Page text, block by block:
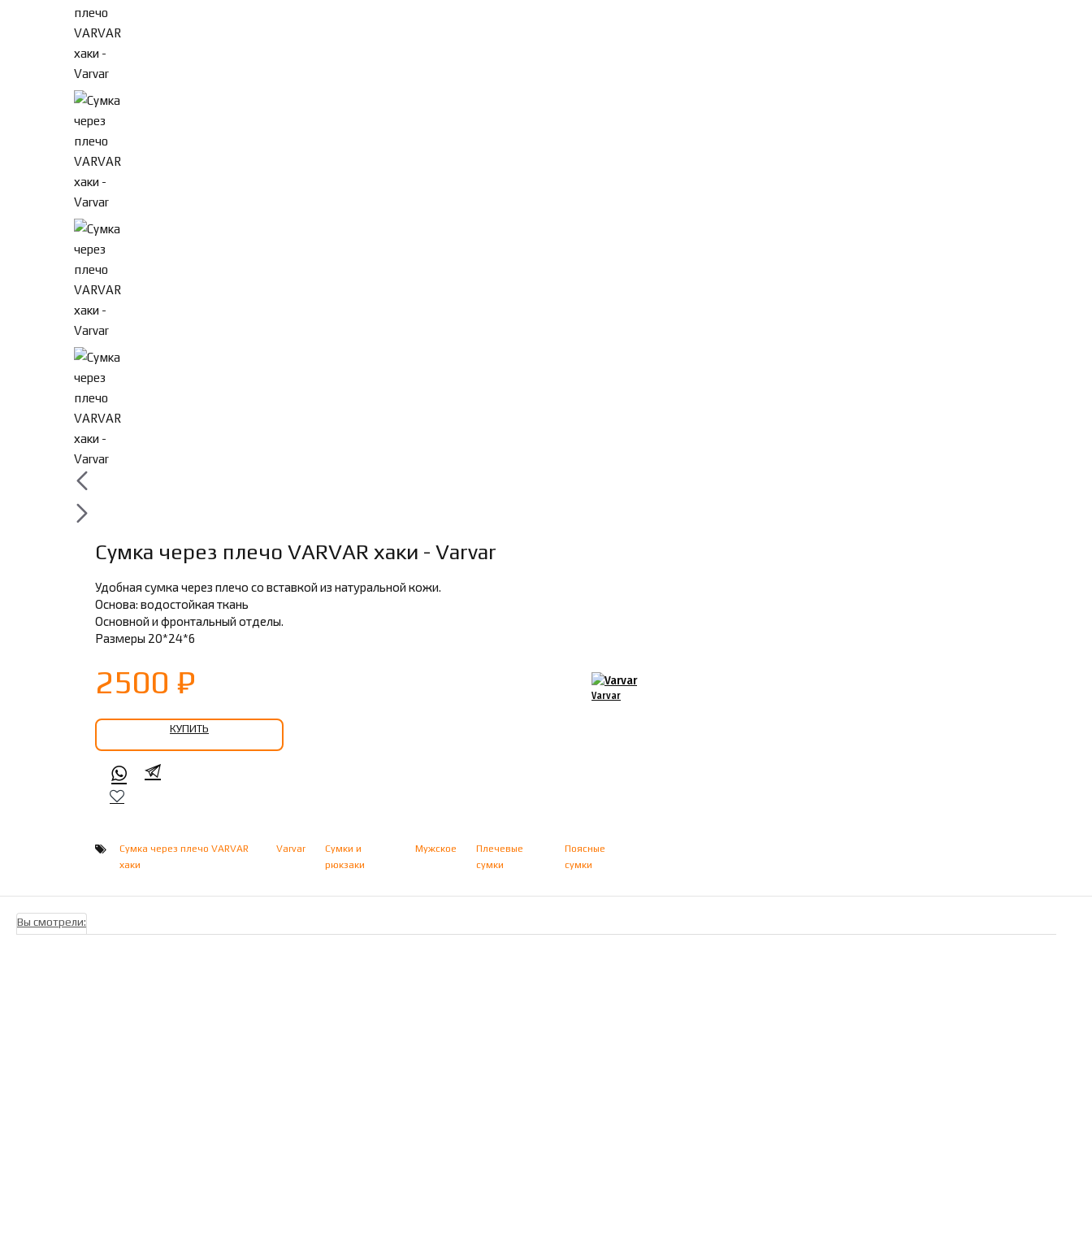
Сумка через плечо VARVAR хаки - Varvar
Удобная сумка через плечо со вставкой из натуральной кожи.
Основа: водостойкая ткань
Основной и фронтальный отделы.
Размеры 20*24*6
2500 ₽ Varvar
КУПИТЬ
Сумка через плечо VARVAR
хаки
Varvar
Сумки и
рюкзаки
Мужское
Плечевые
сумки
Поясные
сумки
Вы смотрели: